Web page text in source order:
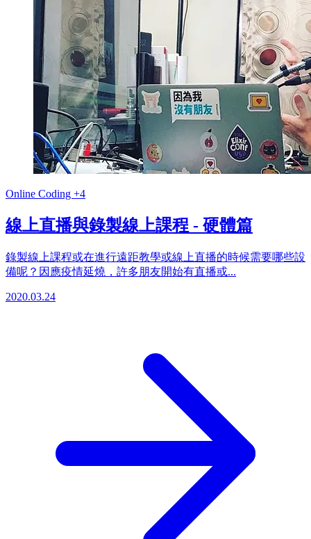
Online Coding +4
線上直播與錄製線上課程 - 硬體篇
錄製線上課程或在進行遠距教學或線上直播的時候需要哪些設
備呢？因應疫情延燒，許多朋友開始有直播或...
2020.03.24